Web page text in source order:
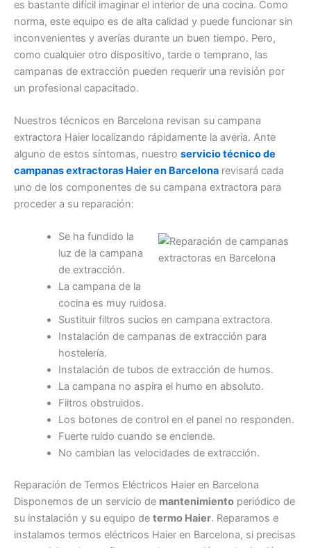
es bastante difícil imaginar el interior de una cocina. Como
norma, este equipo es de alta calidad y puede funcionar sin
inconvenientes y averías durante un buen tiempo. Pero,
como cualquier otro dispositivo, tarde o temprano, las
campanas de extracción pueden requerir una revisión por
un profesional capacitado.
Nuestros técnicos en Barcelona revisan su campana
extractora Haier localizando rápidamente la avería. Ante
alguno de estos síntomas, nuestro servicio técnico de
campanas extractoras Haier en Barcelona revisará cada
uno de los componentes de su campana extractora para
proceder a su reparación:
Se ha fundido la
luz de la campana
de extracción.
La campana de la
cocina es muy ruidosa.
Sustituir filtros sucios en campana extractora.
Instalación de campanas de extracción para
hostelería.
Instalación de tubos de extracción de humos.
La campana no aspira el humo en absoluto.
Filtros obstruidos.
Los botones de control en el panel no responden.
Fuerte ruido cuando se enciende.
No cambian las velocidades de extracción.
Reparación de Termos Eléctricos Haier en Barcelona
Disponemos de un servicio de mantenimiento periódico de
su instalación y su equipo de termo Haier. Reparamos e
instalamos termos eléctricos Haier en Barcelona, si precisas